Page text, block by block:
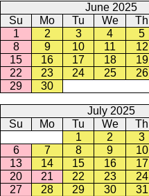
June 2025
Su
Mo Tu We Th
1
2 3 4 5
8
9 10 11 12
15
16 17 18 19
22
23 24 25 26
29
30
July 2025
Su
Mo Tu We Th
1
2 3
6
7 8 9 10
13
14 15 16 17
20
21 22 23 24
27
28 29 30 31